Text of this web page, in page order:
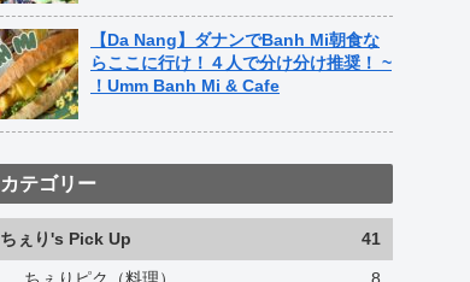
【Da Nang】ダナンでBanh Mi朝食な
らここに行け！４人で分け分け推奨！ ~
！Umm Banh Mi & Cafe
カテゴリー
ちぇり's Pick Up 41
ちぇりピク（料理）
8